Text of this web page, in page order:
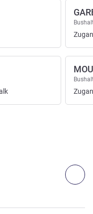
1 :, Zugang und